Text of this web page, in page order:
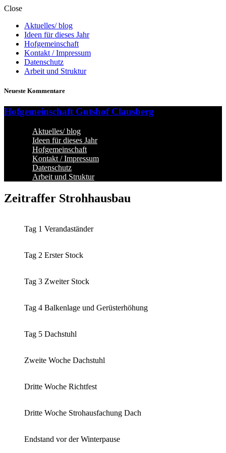
Close
Aktuelles/ blog
Ideen für dieses Jahr
Hofgemeinschaft
Kontakt / Impressum
Datenschutz
Arbeit und Struktur
Neueste Kommentare
Hofgemeinschaft Gutshof Clausberg
Aktuelles/ blog
Ideen für dieses Jahr
Hofgemeinschaft
Kontakt / Impressum
Datenschutz
Arbeit und Struktur
Zeitraffer Strohhausbau
Tag 1 Verandaständer
Tag 2 Erster Stock
Tag 3 Zweiter Stock
Tag 4 Balkenlage und Gerüsterhöhung
Tag 5 Dachstuhl
Zweite Woche Dachstuhl
Dritte Woche Richtfest
Dritte Woche Strohausfachung Dach
Endstand vor der Winterpause